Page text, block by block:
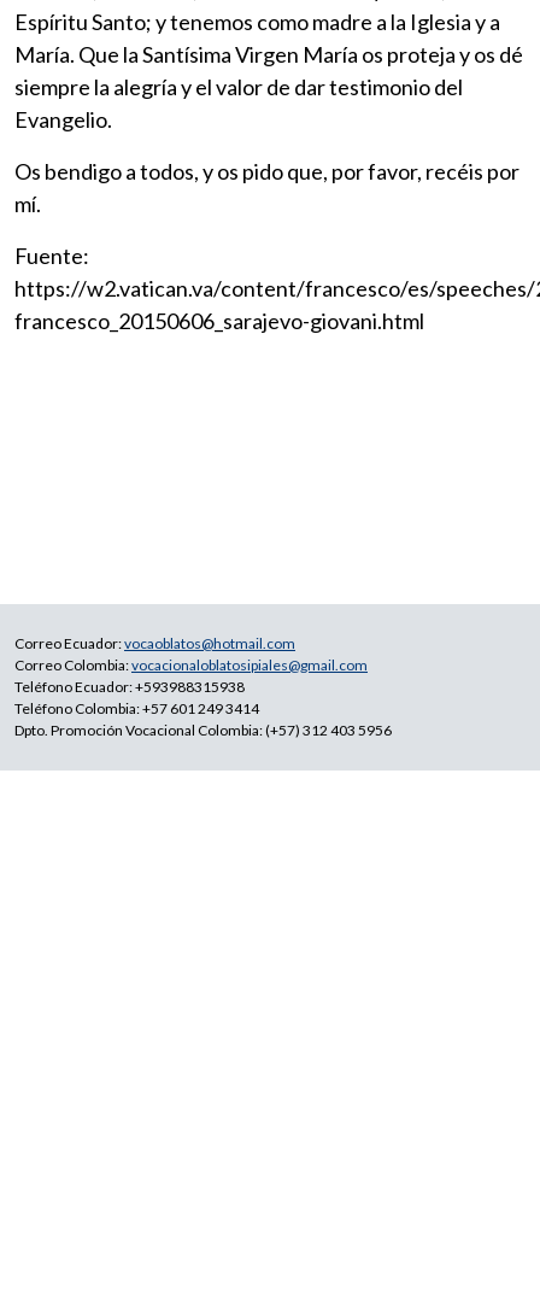
Espíritu Santo; y tenemos como madre a la Iglesia y a
María. Que la Santísima Virgen María os proteja y os dé
siempre la alegría y el valor de dar testimonio del
Evangelio.
Os bendigo a todos, y os pido que, por favor, recéis por
mí.
Fuente:
https://w2.vatican.va/content/francesco/es/
francesco_20150606_sarajevo-giovani.html
Correo Ecuador:vocaoblatos@hotmail.com
Correo Colombia:vocacionaloblatosipiales@gmail.com
Teléfono Ecuador: +593988315938
Teléfono Colombia: +57 601 249 3414
Dpto. Promoción Vocacional Colombia: (+57) 312 403 5956